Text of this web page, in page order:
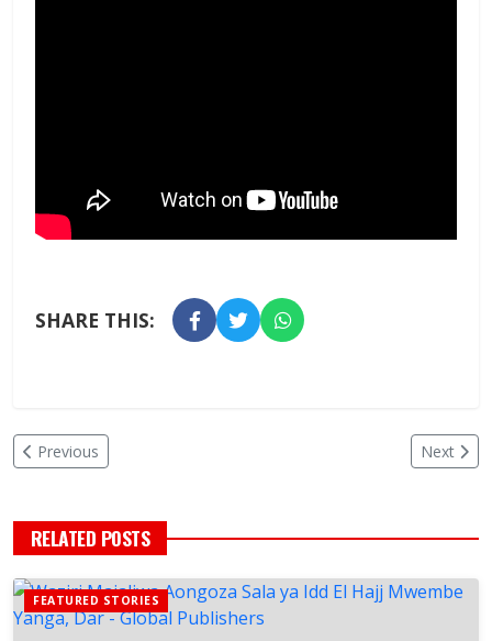
SHARE THIS:
Previous Next
RELATED POSTS
FEATURED STORIES